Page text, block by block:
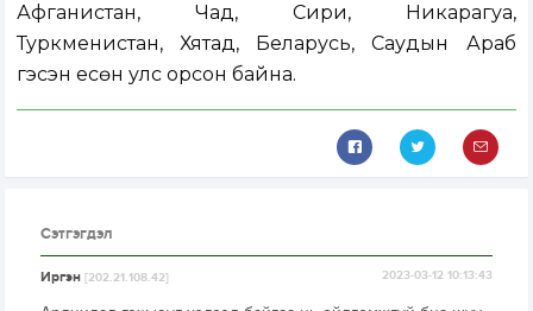
Афганистан, Чад, Сири, Никарагуа,
Туркменистан, Хятад, Беларусь, Саудын Араб
гэсэн есөн улс орсон байна.
Сэтгэгдэл
Иргэн[202.21.108.42] 2023-03-12 10:13:43